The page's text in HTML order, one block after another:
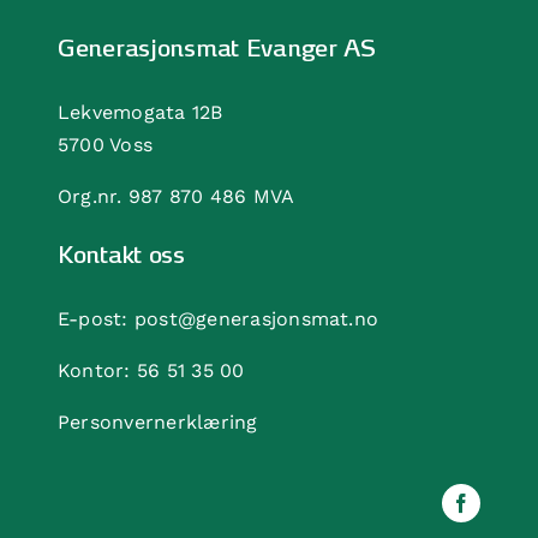
Generasjonsmat Evanger AS
Lekvemogata 12B
5700 Voss
Org.nr. 987 870 486 MVA
Kontakt oss
E-post: post@generasjonsmat.no
Kontor: 56 51 35 00
Personvernerklæring